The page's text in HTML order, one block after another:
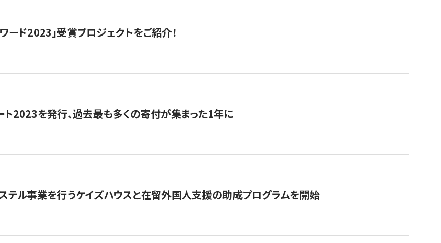
ード2023」受賞プロジェクトをご紹介！
ト2023を発行、過去最も多くの寄付が集まった1年に
テル事業を行うケイズハウスと在留外国人支援の助成プログラムを開始